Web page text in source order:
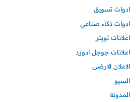
ادوات تسويق
ادوات ذكاء صناعي
اعلانات تويتر
اعلانات جوجل ادورد
الاعلان الارضى
السيو
المدونة